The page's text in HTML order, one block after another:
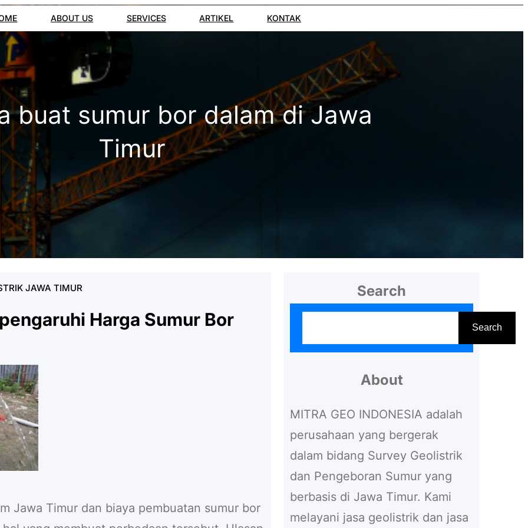
ABOUT US SERVICES ARTIKEL KONTAK
buat sumur bor dalam di Jawa
Timur
JAWA TIMUR
Harga Sumur Bor
Jawa Timur dan biaya pembuatan sumur bor
Search
a
h
Search
About
MITRA GEO INDONESIA adalah
perusahaan yang bergerak
dalam bidang Survey Geolistrik
dan Pengeboran Sumur yang
berbasis di Jawa Timur. Kami
melayani jasa geolistrik dan jasa